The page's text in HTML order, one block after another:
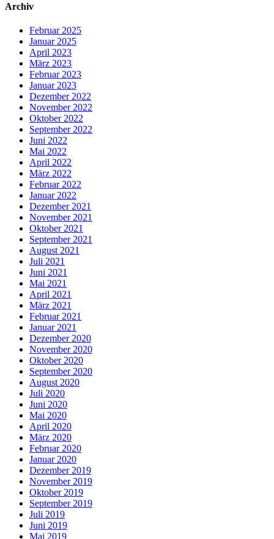
Archiv
Februar 2025
Januar 2025
April 2023
März 2023
Februar 2023
Januar 2023
Dezember 2022
November 2022
Oktober 2022
September 2022
Juni 2022
Mai 2022
April 2022
März 2022
Februar 2022
Januar 2022
Dezember 2021
November 2021
Oktober 2021
September 2021
August 2021
Juli 2021
Juni 2021
Mai 2021
April 2021
März 2021
Februar 2021
Januar 2021
Dezember 2020
November 2020
Oktober 2020
September 2020
August 2020
Juli 2020
Juni 2020
Mai 2020
April 2020
März 2020
Februar 2020
Januar 2020
Dezember 2019
November 2019
Oktober 2019
September 2019
Juli 2019
Juni 2019
Mai 2019